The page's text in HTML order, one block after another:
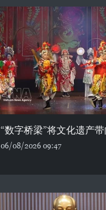
“数字桥梁”将文化遗产
06/08/2026 09:47